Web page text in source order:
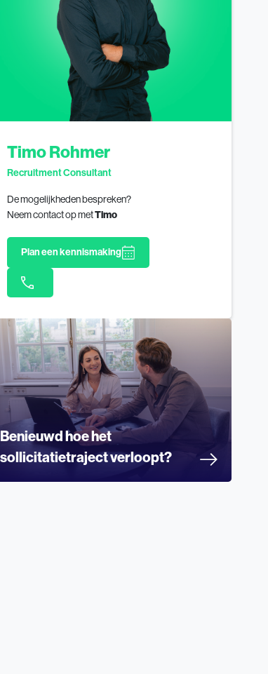
Timo Rohmer
Recruitment Consultant
De mogelijkheden bespreken?
Neem contact op metTimo
Plan een kennismaking
Benieuwd hoe het
sollicitatietraject verloopt?